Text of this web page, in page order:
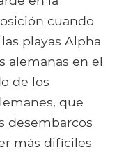
cuando
playas Alpha
alemanas en el
de los
que
desembarcos
más difíciles